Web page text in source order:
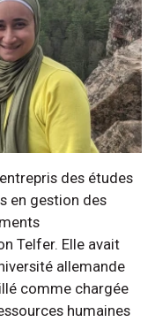
des études
en gestion des
Telfer. Elle avait
allemande
comme chargée
humaines